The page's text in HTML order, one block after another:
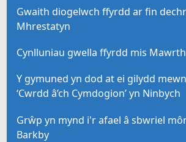
Gwaith diogelwch ffyrdd ar fin
Mhrestatyn
Cynlluniau gwella ffyrdd mis Mawrth
Y gymuned yn dod at ei gilydd
‘Cwrdd â’ch Cymdogion’ yn Ninbych
Grŵp yn mynd i'r afael â sbwriel
Barkby